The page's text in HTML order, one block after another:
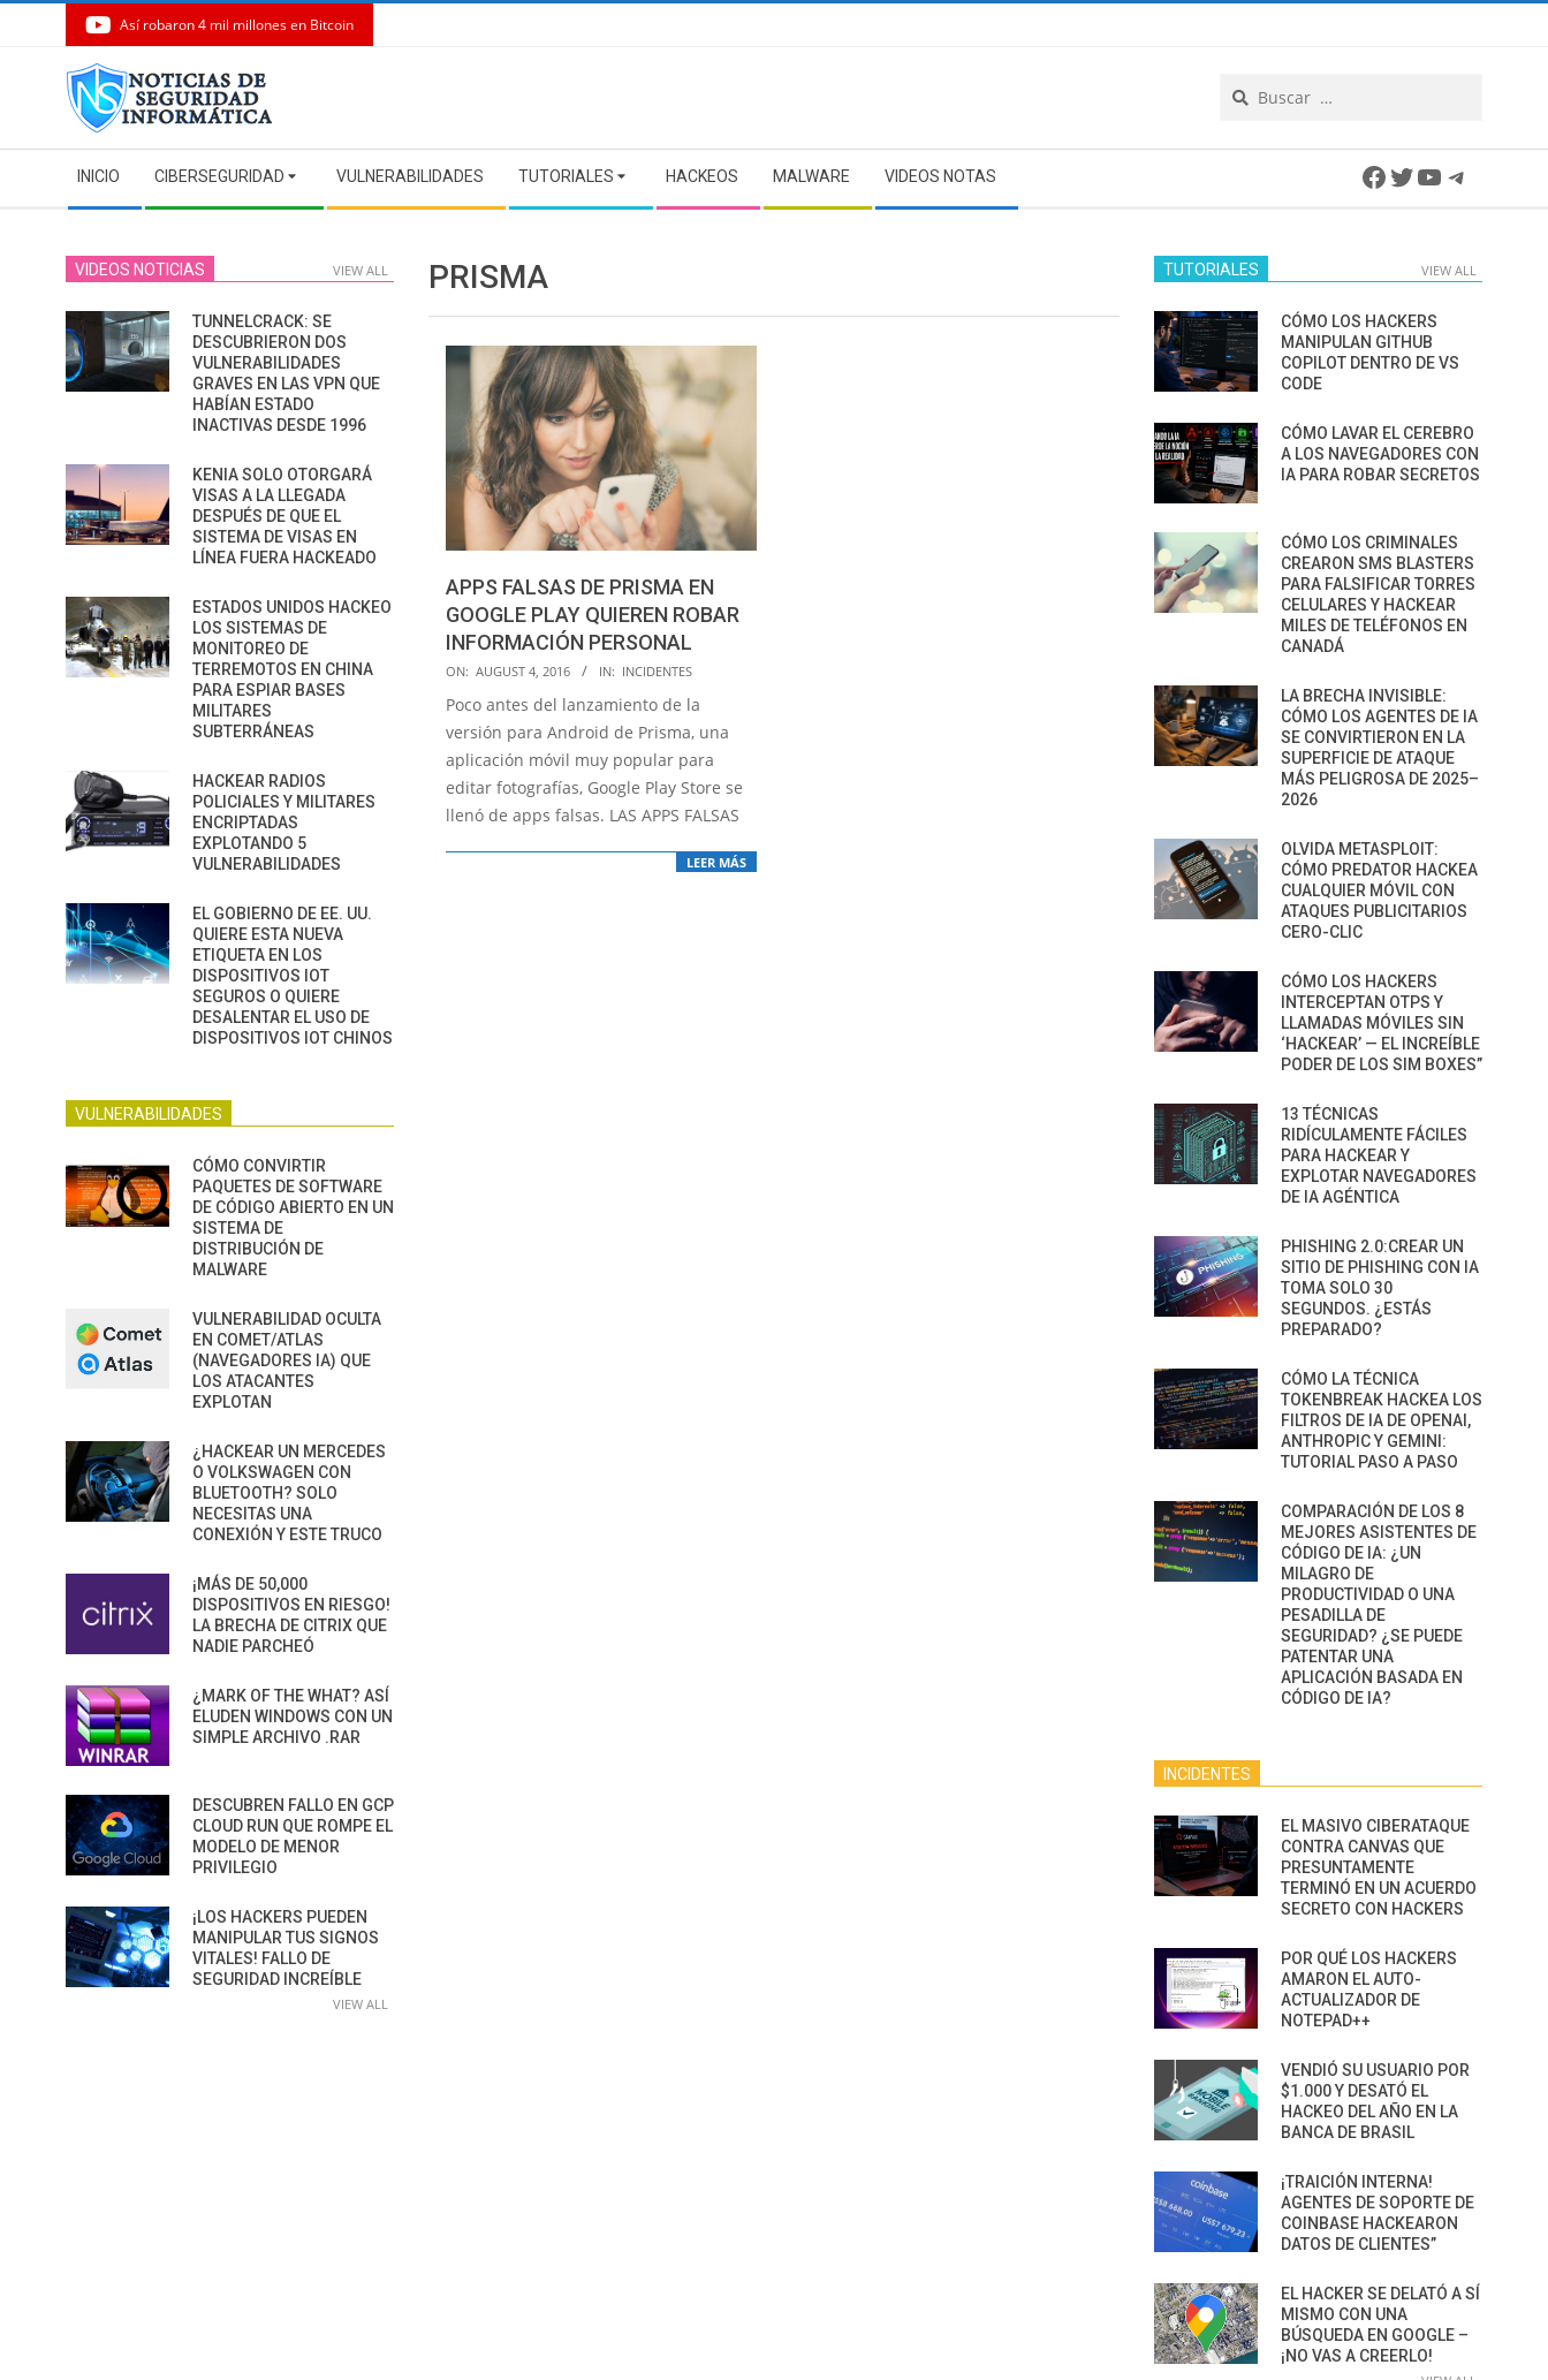
Así robaron 4 mil millones en Bitcoin
Navigation
Menu
INICIO CIBERSEGURIDAD VULNERABILIDADES TUTORIALES HACKEOS MALWARE VIDEOS NOTAS Facebook
Twitter
YouTube
PRISMA
APPS FALSAS DE PRISMA EN
GOOGLE PLAY QUIEREN ROBAR
INFORMACIÓN PERSONAL
2016-
08-
ON: AUGUST 4, 2016 IN: INCIDENTES
Poco antes del lanzamiento de la
versión para Android de Prisma, una
aplicación móvil muy popular para
editar fotografías, Google Play Store se
llenó de apps falsas. LAS APPS FALSAS
LEER MÁS
VIDEOS NOTICIAS VIEW ALL
TUNNELCRACK: SE
DESCUBRIERON DOS
VULNERABILIDADES
GRAVES EN LAS VPN QUE
HABÍAN ESTADO
INACTIVAS DESDE 1996
KENIA SOLO OTORGARÁ
VISAS A LA LLEGADA
DESPUÉS DE QUE EL
SISTEMA DE VISAS EN
LÍNEA FUERA HACKEADO
ESTADOS UNIDOS HACKEO
LOS SISTEMAS DE
MONITOREO DE
TERREMOTOS EN CHINA
PARA ESPIAR BASES
MILITARES
SUBTERRÁNEAS
HACKEAR RADIOS
POLICIALES Y MILITARES
ENCRIPTADAS
EXPLOTANDO 5
VULNERABILIDADES
EL GOBIERNO DE EE. UU.
QUIERE ESTA NUEVA
ETIQUETA EN LOS
DISPOSITIVOS IOT
SEGUROS O QUIERE
DESALENTAR EL USO DE
DISPOSITIVOS IOT CHINOS
VULNERABILIDADES
CÓMO CONVIRTIR
PAQUETES DE SOFTWARE
DE CÓDIGO ABIERTO EN UN
SISTEMA DE
DISTRIBUCIÓN DE
MALWARE
VULNERABILIDAD OCULTA
EN COMET/ATLAS
(NAVEGADORES IA) QUE
LOS ATACANTES
EXPLOTAN
¿HACKEAR UN MERCEDES
O VOLKSWAGEN CON
BLUETOOTH? SOLO
NECESITAS UNA
CONEXIÓN Y ESTE TRUCO
¡MÁS DE 50,000
DISPOSITIVOS EN RIESGO!
LA BRECHA DE CITRIX QUE
NADIE PARCHEÓ
¿MARK OF THE WHAT? ASÍ
ELUDEN WINDOWS CON UN
SIMPLE ARCHIVO .RAR
DESCUBREN FALLO EN GCP
CLOUD RUN QUE ROMPE EL
MODELO DE MENOR
PRIVILEGIO
¡LOS HACKERS PUEDEN
MANIPULAR TUS SIGNOS
VITALES! FALLO DE
SEGURIDAD INCREÍBLE
VIEW ALL
TUTORIALES VIEW ALL
CÓMO LOS HACKERS
MANIPULAN GITHUB
COPILOT DENTRO DE VS
CODE
CÓMO LAVAR EL CEREBRO
A LOS NAVEGADORES CON
IA PARA ROBAR SECRETOS
CÓMO LOS CRIMINALES
CREARON SMS BLASTERS
PARA FALSIFICAR TORRES
CELULARES Y HACKEAR
MILES DE TELÉFONOS EN
CANADÁ
LA BRECHA INVISIBLE:
CÓMO LOS AGENTES DE IA
SE CONVIRTIERON EN LA
SUPERFICIE DE ATAQUE
MÁS PELIGROSA DE 2025–
2026
OLVIDA METASPLOIT:
CÓMO PREDATOR HACKEA
CUALQUIER MÓVIL CON
ATAQUES PUBLICITARIOS
CERO-CLIC
CÓMO LOS HACKERS
INTERCEPTAN OTPS Y
LLAMADAS MÓVILES SIN
‘HACKEAR’ — EL INCREÍBLE
PODER DE LOS SIM BOXES”
13 TÉCNICAS
RIDÍCULAMENTE FÁCILES
PARA HACKEAR Y
EXPLOTAR NAVEGADORES
DE IA AGÉNTICA
PHISHING 2.0:CREAR UN
SITIO DE PHISHING CON IA
TOMA SOLO 30
SEGUNDOS. ¿ESTÁS
PREPARADO?
CÓMO LA TÉCNICA
TOKENBREAK HACKEA LOS
FILTROS DE IA DE OPENAI,
ANTHROPIC Y GEMINI:
TUTORIAL PASO A PASO
COMPARACIÓN DE LOS 8
MEJORES ASISTENTES DE
CÓDIGO DE IA: ¿UN
MILAGRO DE
PRODUCTIVIDAD O UNA
PESADILLA DE
SEGURIDAD? ¿SE PUEDE
PATENTAR UNA
APLICACIÓN BASADA EN
CÓDIGO DE IA?
INCIDENTES
EL MASIVO CIBERATAQUE
CONTRA CANVAS QUE
PRESUNTAMENTE
TERMINÓ EN UN ACUERDO
SECRETO CON HACKERS
POR QUÉ LOS HACKERS
AMARON EL AUTO-
ACTUALIZADOR DE
NOTEPAD++
VENDIÓ SU USUARIO POR
$1.000 Y DESATÓ EL
HACKEO DEL AÑO EN LA
BANCA DE BRASIL
¡TRAICIÓN INTERNA!
AGENTES DE SOPORTE DE
COINBASE HACKEARON
DATOS DE CLIENTES”
EL HACKER SE DELATÓ A SÍ
MISMO CON UNA
BÚSQUEDA EN GOOGLE –
¡NO VAS A CREERLO!